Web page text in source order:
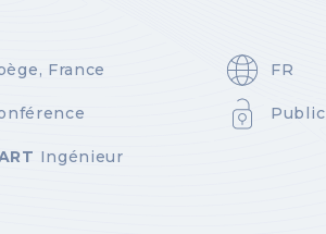
France FR
Public
Ingénieur